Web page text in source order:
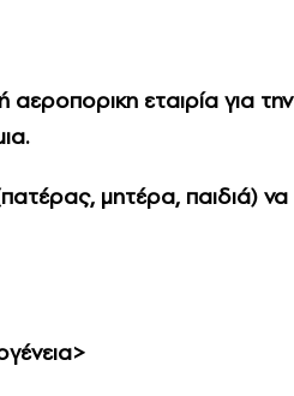
αεροπορικη εταιρία για την
μητέρα, παιδιά) να